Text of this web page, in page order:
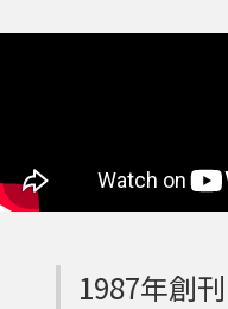
1987年創